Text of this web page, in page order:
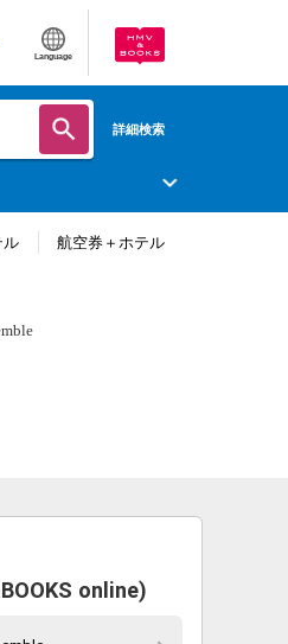
Language
詳細検索
ル 航空券＋ホテル
online)